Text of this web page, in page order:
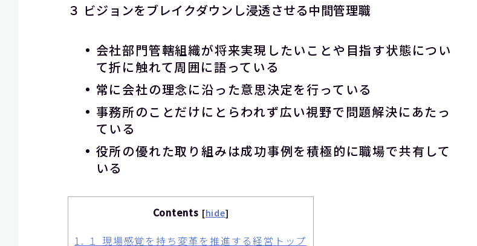
３ ビジョンをブレイクダウンし浸透させる中間管理職
会社部門管轄組織が将来実現したいことや目指す状態につい
て折に触れて周囲に語っている
常に会社の理念に沿った意思決定を行っている
事務所のことだけにとらわれず広い視野で問題解決にあたっ
ている
役所の優れた取り組みは成功事例を積極的に職場で共有して
いる
Contents [hide]
1. １ 現場感覚を持ち変革を推進する経営トップ